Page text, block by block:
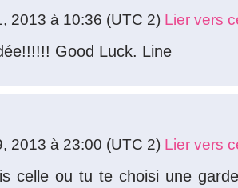
2013 à 10:36 (UTC 2) Lier vers
Good Luck. Line
2013 à 23:00 (UTC 2) Lier vers
celle ou tu te choisi une